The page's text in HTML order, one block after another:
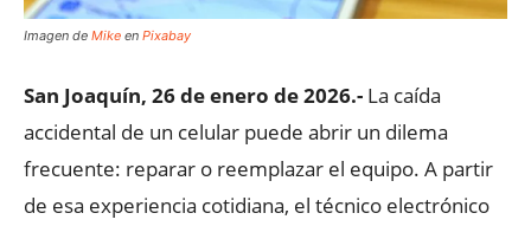
Imagen de Mike en Pixabay
San Joaquín, 26 de enero de 2026.- La caída
accidental de un celular puede abrir un dilema
frecuente: reparar o reemplazar el equipo. A partir
de esa experiencia cotidiana, el técnico electrónico